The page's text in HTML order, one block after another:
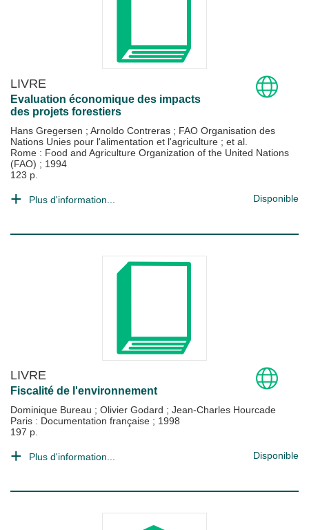
LIVRE
Evaluation économique des impacts
des projets forestiers
Hans Gregersen ; Arnoldo Contreras ; FAO Organisation des
Nations Unies pour l'alimentation et l'agriculture ; et al.
Rome : Food and Agriculture Organization of the United Nations
(FAO) ; 1994
123 p.
Plus d'information... Disponible
LIVRE
Fiscalité de l'environnement
Dominique Bureau ; Olivier Godard ; Jean-Charles Hourcade
Paris : Documentation française ; 1998
197 p.
Plus d'information... Disponible